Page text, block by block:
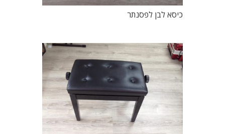
כיסא לבן לפסנתר